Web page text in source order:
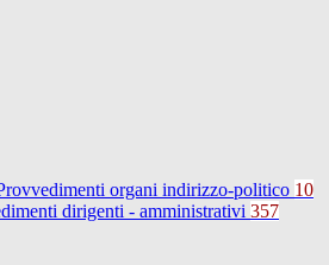
organi indirizzo-politico 10
dirigenti - amministrativi 357